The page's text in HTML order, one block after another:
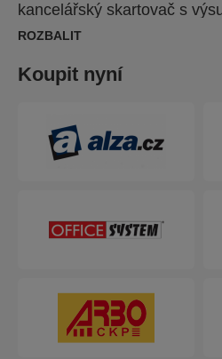
kancelářský skartovač s
objemu 60L. Není třeba
tento automatický skartovač
ROZBALIT
Koupit nyní